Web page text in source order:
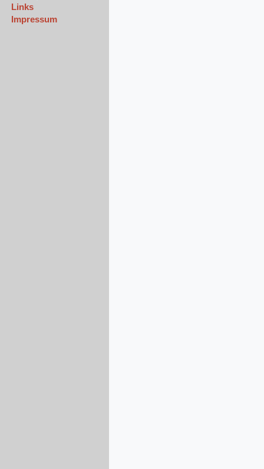
Links
Impressum